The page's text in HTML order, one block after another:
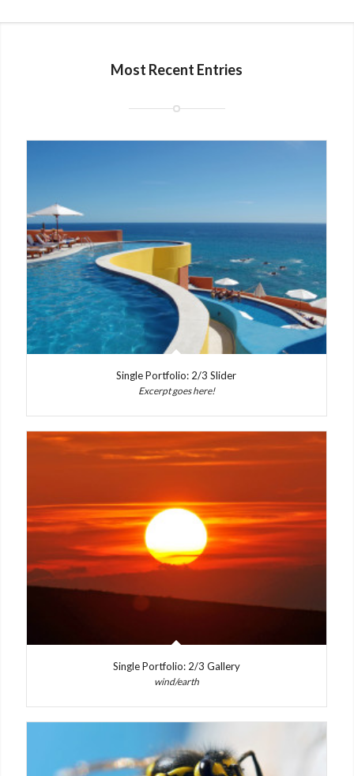
Most Recent Entries
Single Portfolio: 2/3 Slider
Excerpt goes here!
Single Portfolio: 2/3 Gallery
wind/earth